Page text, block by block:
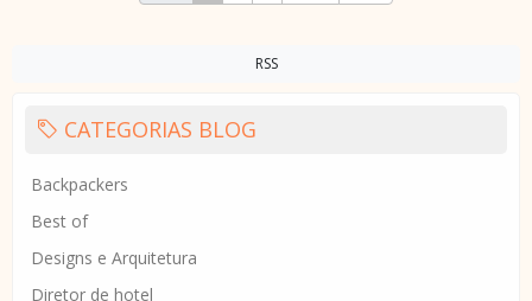
RSS
CATEGORIAS BLOG
Backpackers
Best of
Designs e Arquitetura
Diretor de hotel